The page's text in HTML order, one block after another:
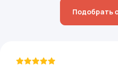
Подобрать